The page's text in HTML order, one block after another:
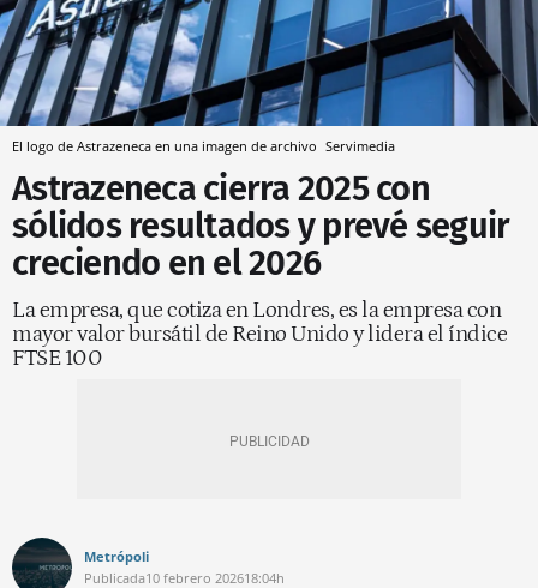
El logo de Astrazeneca en una imagen de archivo Servimedia
Astrazeneca cierra 2025 con
sólidos resultados y prevé seguir
creciendo en el 2026
La empresa, que cotiza en Londres, es la empresa con
mayor valor bursátil de Reino Unido y lidera el índice
FTSE 100
Metrópoli
Publicada10 febrero 202618:04h